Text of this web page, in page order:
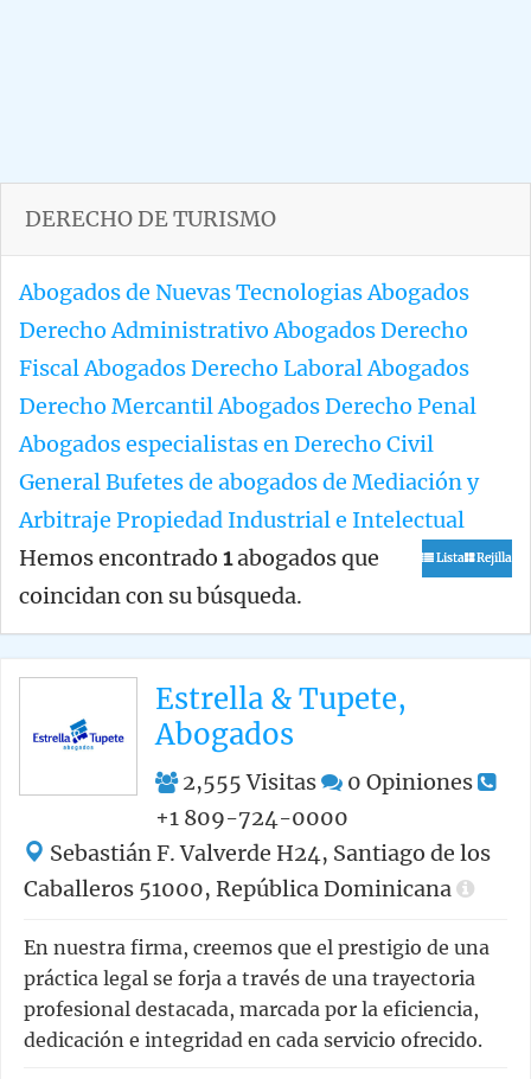
DERECHO DE TURISMO
Abogados de Nuevas TecnologiasAbogados
Derecho Administrativo Abogados Derecho
FiscalAbogados Derecho LaboralAbogados
Derecho MercantilAbogados Derecho Penal
Abogados especialistas en Derecho Civil
GeneralBufetes de abogados de Mediación y
Arbitraje Propiedad Industrial e Intelectual
Lista Rejilla
Hemos encontrado 1abogados que
coincidan con su búsqueda.
Estrella & Tupete,
Abogados
2,555Visitas 0 Opiniones
+1 809-724-0000
Sebastián F. Valverde H24, Santiago de los
Caballeros 51000, República Dominicana
En nuestra firma, creemos que el prestigio de una
práctica legal se forja a través de una trayectoria
profesional destacada, marcada por la eficiencia,
dedicación e integridad en cada servicio ofrecido.